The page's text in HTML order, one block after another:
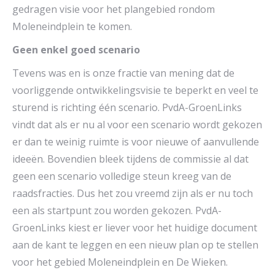
gedragen visie voor het plangebied rondom
Moleneindplein te komen.
Geen enkel goed scenario
Tevens was en is onze fractie van mening dat de
voorliggende ontwikkelingsvisie te beperkt en veel te
sturend is richting één scenario. PvdA-GroenLinks
vindt dat als er nu al voor een scenario wordt gekozen
er dan te weinig ruimte is voor nieuwe of aanvullende
ideeën. Bovendien bleek tijdens de commissie al dat
geen een scenario volledige steun kreeg van de
raadsfracties. Dus het zou vreemd zijn als er nu toch
een als startpunt zou worden gekozen. PvdA-
GroenLinks kiest er liever voor het huidige document
aan de kant te leggen en een nieuw plan op te stellen
voor het gebied Moleneindplein en De Wieken.